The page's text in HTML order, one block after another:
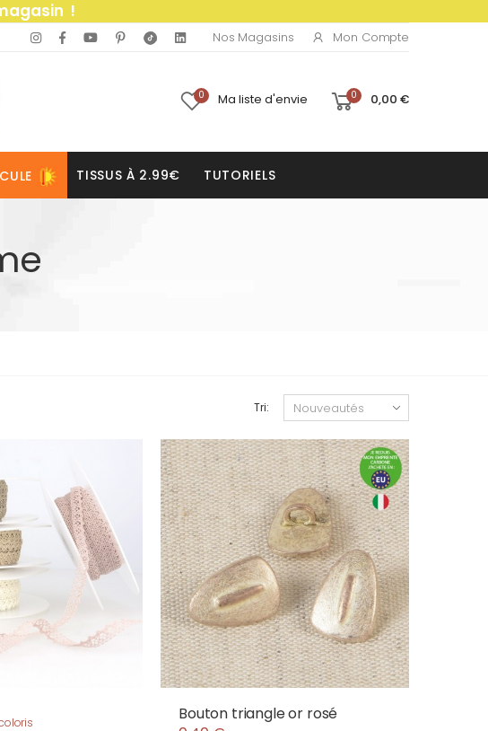
!
Nos Magasins Mon Compte
0 Ma liste d'envie 0 0,00 €
TISSUS À 2.99€ TUTORIELS
Tri:
Bouton triangle or rosé